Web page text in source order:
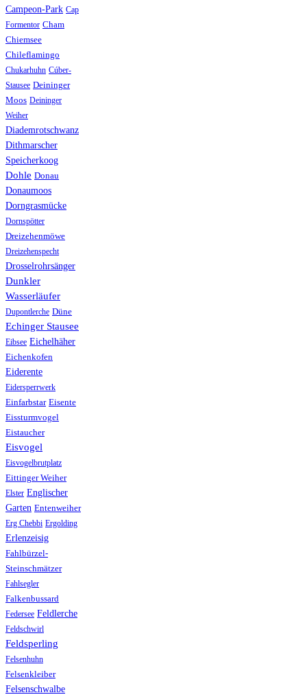
Campeon-Park Cap
Formentor Cham
Chiemsee
Chileflamingo
Chukarhuhn Cúber-
Stausee Deininger
Moos Deininger
Weiher
Diademrotschwanz
Dithmarscher
Speicherkoog
Dohle Donau
Donaumoos
Dorngrasmücke
Dornspötter
Dreizehenmöwe
Dreizehenspecht
Drosselrohrsänger
Dunkler
Wasserläufer
Dupontlerche Düne
Echinger Stausee
Eibsee Eichelhäher
Eichenkofen
Eiderente
Eidersperrwerk
Einfarbstar Eisente
Eissturmvogel
Eistaucher
Eisvogel
Eisvogelbrutplatz
Eittinger Weiher
Elster Englischer
Garten Entenweiher
Erg Chebbi Ergolding
Erlenzeisig
Fahlbürzel-
Steinschmätzer
Fahlsegler
Falkenbussard
Federsee Feldlerche
Feldschwirl
Feldsperling
Felsenhuhn
Felsenkleiber
Felsenschwalbe